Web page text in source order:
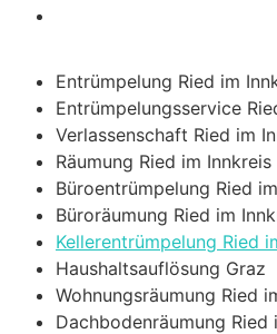
Entrümpelung Ried im
Entrümpelungsservice
Verlassenschaft Ried im
Räumung Ried im Innkreis
Büroentrümpelung Ried
Büroräumung Ried im
Kellerentrümpelung Ried
Haushaltsauflösung Graz
Wohnungsräumung Ried
Dachbodenräumung Ried